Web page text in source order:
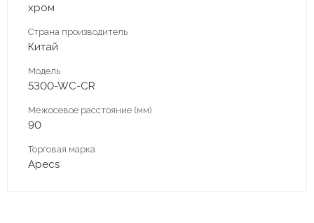
хром
Страна производитель
Китай
Модель
5300-WC-CR
Межосевое расстояние (мм)
90
Торговая марка
Apecs